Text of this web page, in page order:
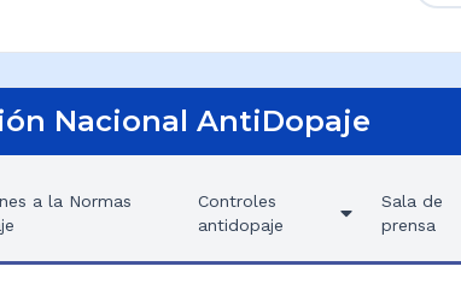
Nacional AntiDopaje
a la Normas
Controles
antidopaje
Sala de
prensa